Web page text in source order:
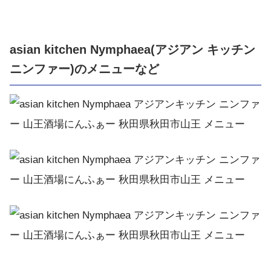
asian kitchen Nymphaea(アジアン キッチン
ニンファー)のメニューなど